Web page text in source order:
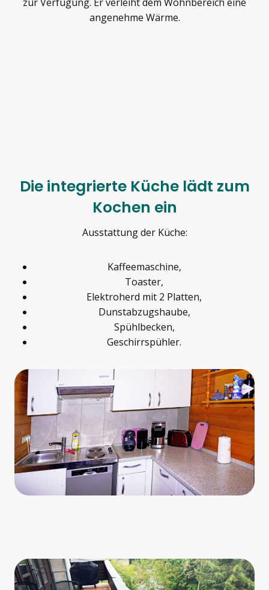
zur Verfügung. Er verleiht dem Wohnbereich eine
angenehme Wärme.
Die integrierte Küche lädt zum
Kochen ein
Ausstattung der Küche:
Kaffeemaschine,
Toaster,
Elektroherd mit 2 Platten,
Dunstabzugshaube,
Spühlbecken,
Geschirrspühler.